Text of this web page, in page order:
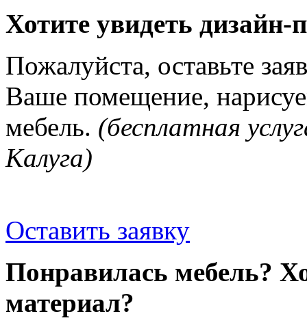
Хотите увидеть дизайн-
Пожалуйста, оставьте
Ваше помещение,
мебель. (бесплатная
Калуга)
Оставить заявку
Понравилась мебель?
материал?